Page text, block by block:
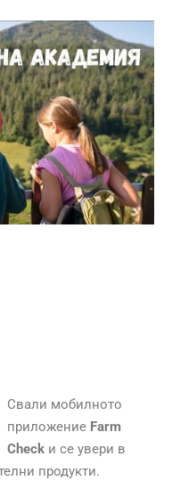
Свали мобилното
приложение Farm
Checkи се увери в
продукти.